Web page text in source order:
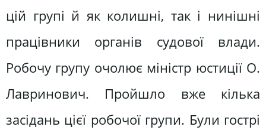
цій групі й як колишні, так і нинішні
працівники органів судової влади.
Робочу групу очолює міністр юстиції О.
Лавринович. Пройшло вже кілька
засідань цієї робочої групи. Були гострі